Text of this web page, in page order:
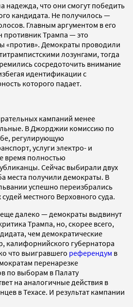
надежда, что они смогут победить
кандидата. Не получилось —
Главным аргументом в его
противник Трампа — это
«против». Демократы проводили
лозунгами, тогда
сосредоточить внимание
идентификации с
которого падает.
кампаний менее
В Джорджии комиссию по
регулирующую
услуги электро- и
время полностью
Сейчас выбирали двух
места получили демократы. В
успешно переизбрались
местного Верховного суда.
далеко — демократы выдвинут
Трампа, но, скорее всего,
чем демократические
калифорнийского губернатора
что выигравшего референдум в
перенарезке
по выборам в Палату
на аналогичные действия в
в Техасе. И результат кампании